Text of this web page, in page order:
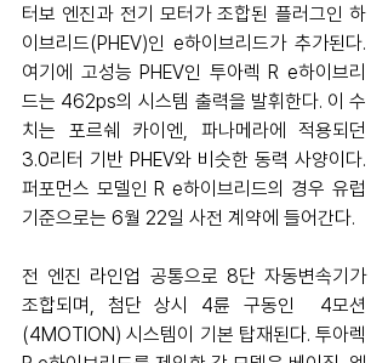
터보 엔진과 전기 모터가 조합된 플러그인 하
이브리드(PHEV)인 e하이브리드가 추가된다.
여기에 고성능 PHEV인 투아렉 R e하이브리
드는 462ps의 시스템 출력을 발휘한다. 이 수
치는 포르쉐 카이엔, 파나메라에 적용되던
3.0리터 기반 PHEV와 비슷한 동력 사양이다.
퍼포먼스 모델인 R e하이브리드의 경우 유럽
기준으로는 6월 22일 사전 계약에 들어간다.
전 엔진 라인업 공통으로 8단 자동변속기가
조합되며, 첨단 상시 4륜 구동인  4모션
(4MOTION) 시스템이 기본 탑재된다. 투아렉